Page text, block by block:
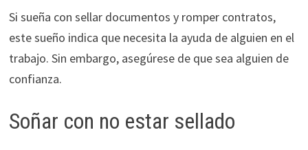
Si sueña con sellar documentos y romper contratos,
este sueño indica que necesita la ayuda de alguien en el
trabajo. Sin embargo, asegúrese de que sea alguien de
confianza.
Soñar con no estar sellado